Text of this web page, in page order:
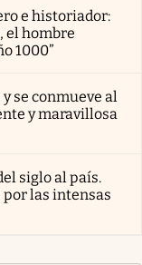
e historiador:
el hombre
1000”
se conmueve al
y maravillosa
siglo al país.
por las intensas